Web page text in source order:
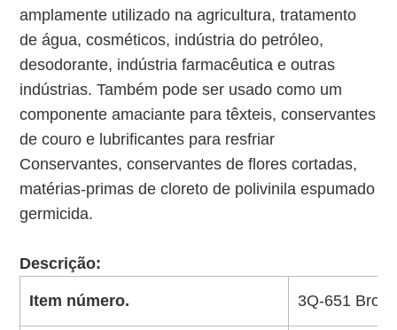
amplamente utilizado na agricultura, tratamento
de água, cosméticos, indústria do petróleo,
desodorante, indústria farmacêutica e outras
indústrias. Também pode ser usado como um
componente amaciante para têxteis, conservantes
de couro e lubrificantes para resfriar
Conservantes, conservantes de flores cortadas,
matérias-primas de cloreto de polivinila espumado
germicida.
Descrição:
Item número. 3Q-651